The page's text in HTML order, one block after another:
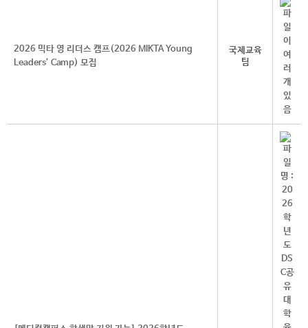
2026 믹타 영 리더스 캠프(2026 MIKTA Young
Leaders’ Camp) 모집
국제교육
팀